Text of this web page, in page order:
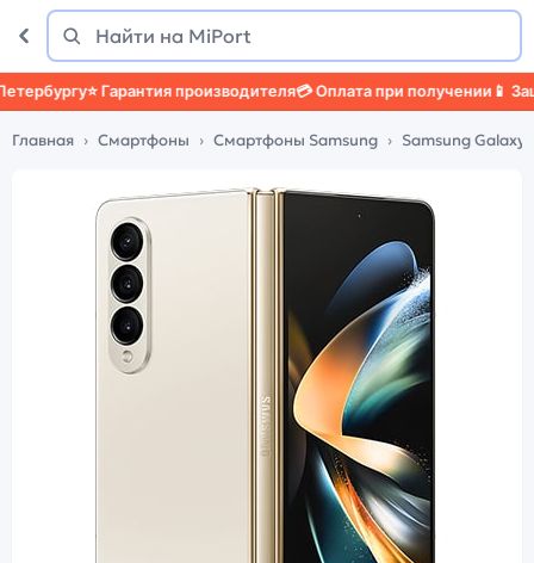
Поиск
Найти
⭐ Гарантия производителя💳 Оплата при получении📱
Главная Смартфоны Смартфоны Samsung Samsung Galaxy